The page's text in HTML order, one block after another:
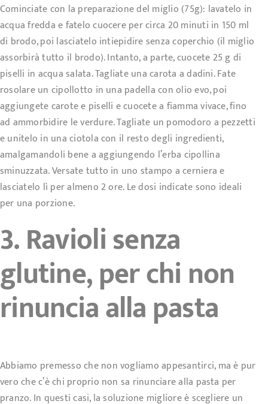
Cominciate con la preparazione del miglio (75g): lavatelo in
acqua fredda e fatelo cuocere per circa 20 minuti in 150 ml
di brodo, poi lasciatelo intiepidire senza coperchio (il miglio
assorbirà tutto il brodo). Intanto, a parte, cuocete 25 g di
piselli in acqua salata. Tagliate una carota a dadini. Fate
rosolare un cipollotto in una padella con olio evo, poi
aggiungete carote e piselli e cuocete a fiamma vivace, fino
ad ammorbidire le verdure. Tagliate un pomodoro a pezzetti
e unitelo in una ciotola con il resto degli ingredienti,
amalgamandoli bene a aggiungendo l’erba cipollina
sminuzzata. Versate tutto in uno stampo a cerniera e
lasciatelo lì per almeno 2 ore. Le dosi indicate sono ideali
per una porzione.
3. Ravioli senza
glutine, per chi non
rinuncia alla pasta
Abbiamo premesso che non vogliamo appesantirci, ma è pur
vero che c’è chi proprio non sa rinunciare alla pasta per
pranzo. In questi casi, la soluzione migliore è scegliere un